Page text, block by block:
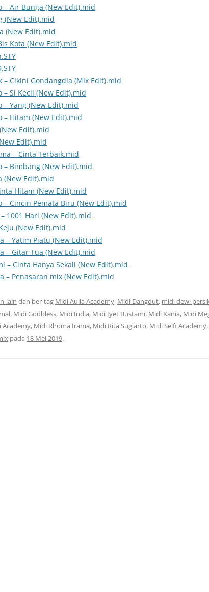
– Air Bunga (New Edit).mid
(New Edit).mid
(New Edit).mid
Kota (New Edit).mid
– Cikini Gondangdia (Mix Edit).mid
– Si Kecil (New Edit).mid
– Yang (New Edit).mid
– Hitam (New Edit).mid
Edit).mid
Edit).mid
– Cinta Terbaik.mid
– Bimbang (New Edit).mid
(New Edit).mid
Hitam (New Edit).mid
– Cincin Pemata Biru (New Edit).mid
1001 Hari (New Edit).mid
(New Edit).mid
– Yatim Piatu (New Edit).mid
– Gitar Tua (New Edit).mid
– Cinta Hanya Sekali (New Edit).mid
– Penasaran mix (New Edit).mid
lain dan ber-tag Midi Aulia Academy, Midi Dangdut, midi dewi
, Midi Godbless, Midi India, Midi Iyet Bustami, Midi Kania, Midi
Academy, Midi Rhoma Irama, Midi Rita Sugiarto, Midi Selfi Academy,
pada 18 Mei 2019.